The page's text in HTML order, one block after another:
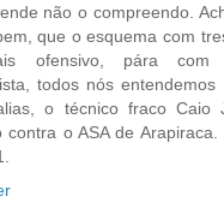
não o compreendo.
que o esquema com
ofensivo, pára com
todos nós
o técnico fraco Caio
contra o ASA de